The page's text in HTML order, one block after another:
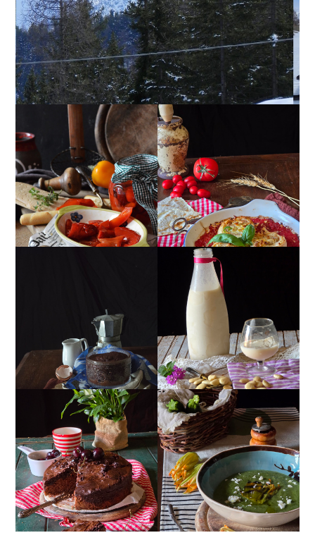
PEPERONI ALLA
PIEMONTESE
GIRANDOLE DI
RICOTTA
MUG CAKE AL
CIOCCOLATO
MANDORLITO
TORTA DOPPIO
CIOCCOLATO E
CILIEGIE
CREMA ESTIVA DI
ZUCCHINE CON FIORI E
FETA